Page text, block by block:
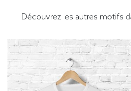
Découvrez les autres motifs